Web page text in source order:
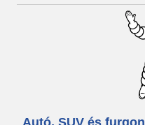
Autó, SUV és furgon